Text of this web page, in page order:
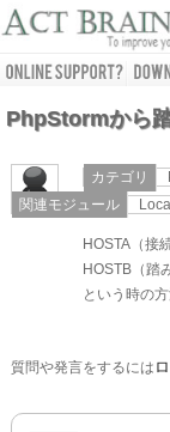
PhpStormから
カテゴリ
関連モジュール
HOSTA（接
HOSTB（踏
という時の方
質問や発言をするには